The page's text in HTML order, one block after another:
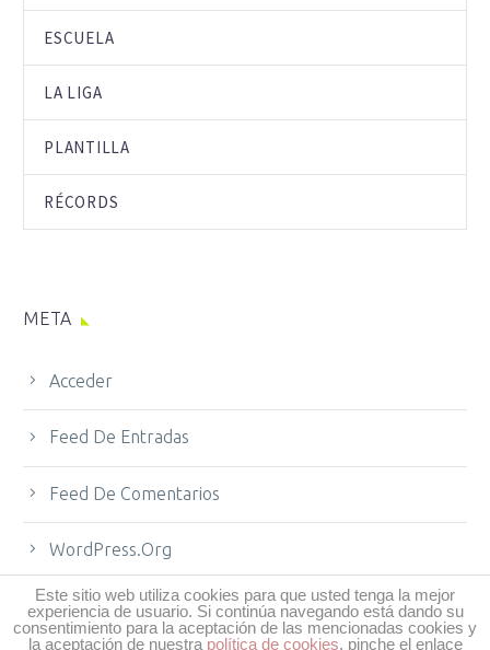
ESCUELA
LA LIGA
PLANTILLA
RÉCORDS
META
Acceder
Feed De Entradas
Feed De Comentarios
WordPress.org
Este sitio web utiliza cookies para que usted tenga la mejor
experiencia de usuario. Si continúa navegando está dando su
consentimiento para la aceptación de las mencionadas cookies y
la aceptación de nuestra política de cookies, pinche el enlace